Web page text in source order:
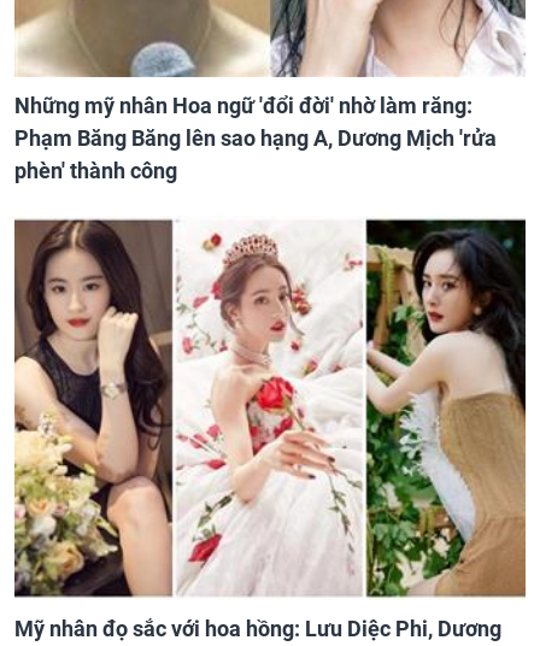
Những mỹ nhân Hoa ngữ 'đổi đời' nhờ làm răng:
Phạm Băng Băng lên sao hạng A, Dương Mịch 'rửa
phèn' thành công
Mỹ nhân đọ sắc với hoa hồng: Lưu Diệc Phi, Dương